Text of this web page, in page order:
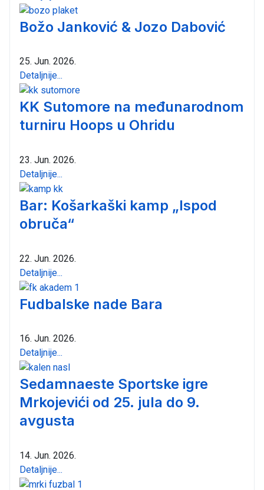
Božo Janković & Jozo Dabović
25. Jun. 2026.
Detaljnije...
KK Sutomore na međunarodnom
turniru Hoops u Ohridu
23. Jun. 2026.
Detaljnije...
Bar: Košarkaški kamp „Ispod
obruča“
22. Jun. 2026.
Detaljnije...
Fudbalske nade Bara
16. Jun. 2026.
Detaljnije...
Sedamnaeste Sportske igre
Mrkojevići od 25. jula do 9.
avgusta
14. Jun. 2026.
Detaljnije...